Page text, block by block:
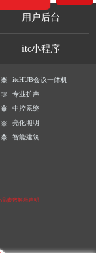
用户后台
itc小程序
itcHUB会议一体机
专业扩声
中控系统
亮化照明
智能建筑
品参数解释声明